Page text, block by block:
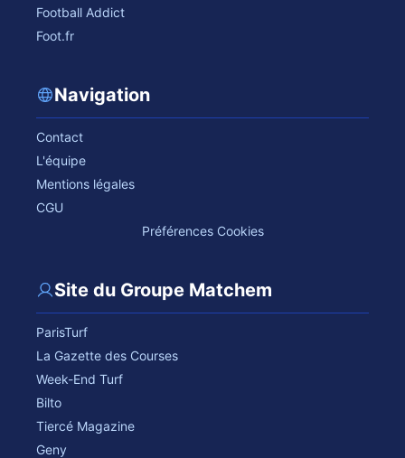
Football Addict
Foot.fr
Navigation
Contact
L'équipe
Mentions légales
CGU
Préférences Cookies
Site du Groupe Matchem
ParisTurf
La Gazette des Courses
Week-End Turf
Bilto
Tiercé Magazine
Geny